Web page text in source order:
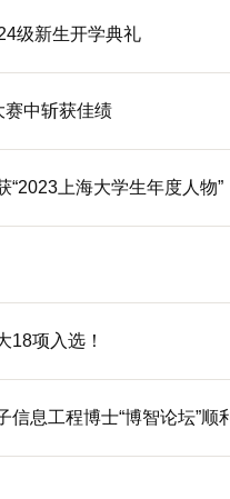
级新生开学典礼
赛中斩获佳绩
上海大学生年度人物”
18项入选！
息工程博士“博智论坛”顺